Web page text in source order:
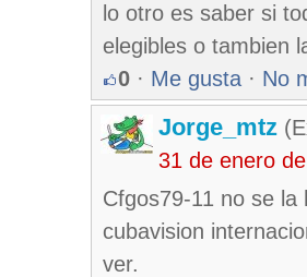
lo otro es saber si
elegibles o tambien
0 · Me gusta · No
Jorge_mtz
31 de enero
Cfgos79-11 no se
cubavision
ver.